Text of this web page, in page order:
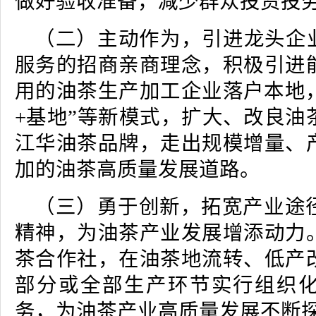
（二）主动作为，引进龙头企
服务的招商亲商理念，积极引进
用的油茶生产加工企业落户本地
+基地”等新模式，扩大、改良油
江华油茶品牌，走出规模增量、
加的油茶高质量发展道路。
（三）勇于创新，拓宽产业
精神，为油茶产业发展增添动力
茶合作社，在油茶地流转、低产
部分或全部生产环节实行组织
务，为油茶产业高质量发展不断